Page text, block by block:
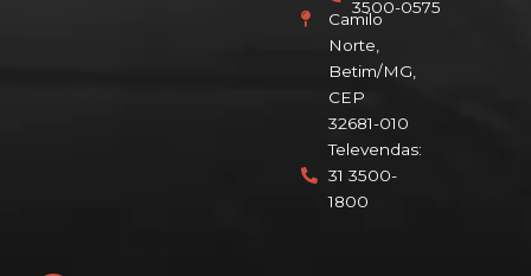
Camilo
Norte,
Betim/MG,
CEP
32681-010
Televendas:
31 3500-
1800
3500-0575